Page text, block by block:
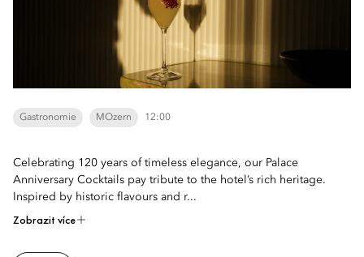
Gastronomie MOzern 12:00
Celebrating 120 years of timeless elegance, our Palace
Anniversary Cocktails pay tribute to the hotel’s rich heritage.
Inspired by historic flavours and r...
Zobrazit více